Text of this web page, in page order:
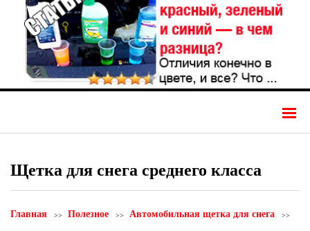
Щетка для снега среднего класса
Главная Полезное Автомобильная щетка для снега